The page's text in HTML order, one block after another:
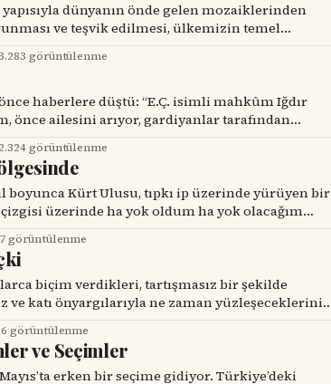
dünyanın önde gelen mozaiklerinden
ve teşvik edilmesi, ülkemizin temel
birkaç gün önce, Diyarbakır’da Kürtçe
isteyen bir kahve işletmecisinin gözaltına
huzurumuzu ve kültürel çeşitliliğimizi
görüntülenme
gün sonra da intihar ediyor. Adli Tıp, darp
görüntülenme
boyunca Kürt Ulusu, tıpkı ip üzerinde yürüyen bir
üzerinde ha yok oldum ha yok olacağım
devam ettirmiş, yoksunluklar ve imkansızlıklar
dünyaya duyurmaya çalışmış, hep bir
kültürünün,
görüntülenme
biçim verdikleri, tartışmasız bir şekilde
ve katı önyargılarıyla ne zaman yüzleşeceklerini
yaşayacakları derin hayal kırıklığının
Benim de başımdan böyle bir olay geçti.
gençlik hareketinin ruh hali ve
görüntülenme
ve Seçimler